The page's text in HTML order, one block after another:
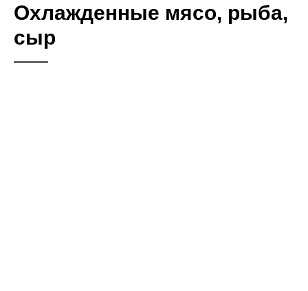
Охлажденные мясо, рыба,
сыр